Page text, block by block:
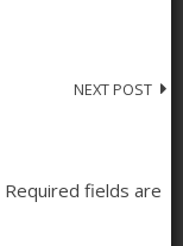
NEXT POST
Required fields are